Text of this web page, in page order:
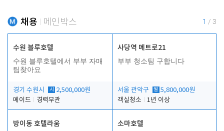
채용 메인박스 1 / 3
수원 블루호텔
수원 블루호텔에서 부부 자매
팀찾아요
경기 수원시 시
2,500,000원
메이드
경력무관
사당역 메트로21
부부 청소팀 구합니다
서울 관악구 월 5,800,000원
객실청소
1년 이상
방이동 호텔라움 소마호텔